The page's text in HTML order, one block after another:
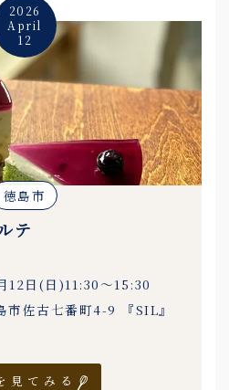
2026
April
12
徳島市
テ
12日(日)11:30〜15:30
市佐古七番町4-9 『SIL』
見てみる